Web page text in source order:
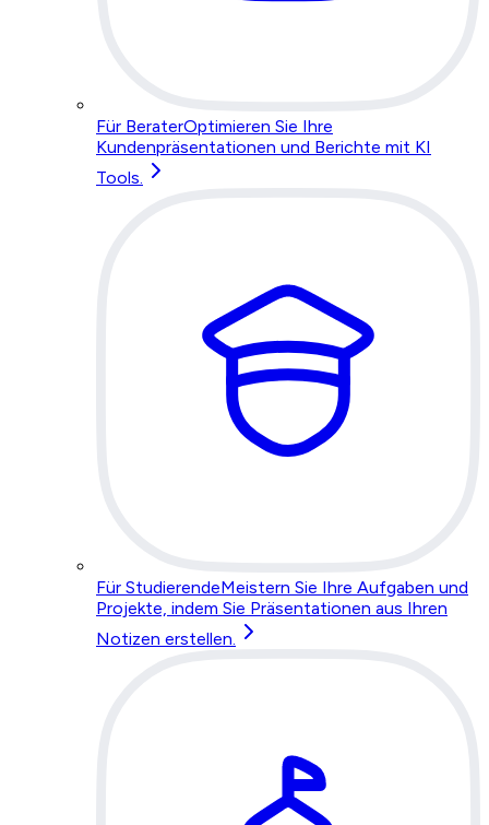
Für BeraterOptimieren Sie Ihre
Kundenpräsentationen und Berichte mit KI
Tools.
Für StudierendeMeistern Sie Ihre Aufgaben und
Projekte, indem Sie Präsentationen aus Ihren
Notizen erstellen.